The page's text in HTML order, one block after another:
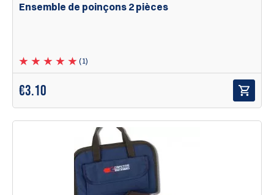
Ensemble de poinçons 2 pièces
(1)
€3.10